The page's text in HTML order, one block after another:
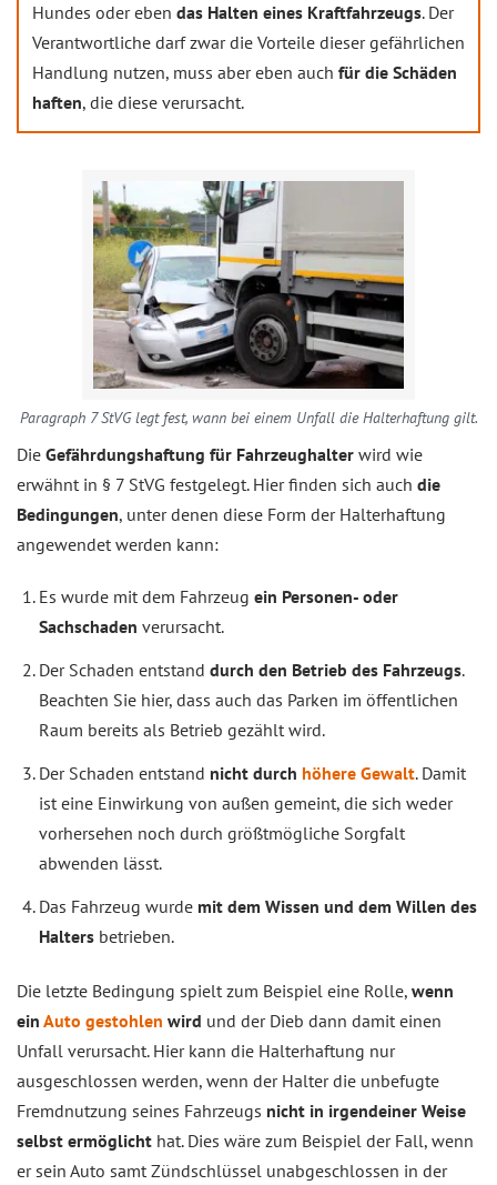
Hundes oder eben das Halten eines Kraftfahrzeugs. Der
Verantwortliche darf zwar die Vorteile dieser gefährlichen
Handlung nutzen, muss aber eben auch für die Schäden
haften, die diese verursacht.
Paragraph 7 StVG legt fest, wann bei einem Unfall die Halterhaftung gilt.
Die Gefährdungshaftung für Fahrzeughalter wird wie
erwähnt in § 7 StVG festgelegt. Hier finden sich auch die
Bedingungen, unter denen diese Form der Halterhaftung
angewendet werden kann:
Es wurde mit dem Fahrzeug ein Personen- oder
Sachschaden verursacht.
Der Schaden entstand durch den Betrieb des Fahrzeugs.
Beachten Sie hier, dass auch das Parken im öffentlichen
Raum bereits als Betrieb gezählt wird.
Der Schaden entstand nicht durch höhere Gewalt. Damit
ist eine Einwirkung von außen gemeint, die sich weder
vorhersehen noch durch größtmögliche Sorgfalt
abwenden lässt.
Das Fahrzeug wurde mit dem Wissen und dem Willen des
Halters betrieben.
Die letzte Bedingung spielt zum Beispiel eine Rolle, wenn
ein Auto gestohlen wird und der Dieb dann damit einen
Unfall verursacht. Hier kann die Halterhaftung nur
ausgeschlossen werden, wenn der Halter die unbefugte
Fremdnutzung seines Fahrzeugs nicht in irgendeiner Weise
selbst ermöglicht hat. Dies wäre zum Beispiel der Fall, wenn
er sein Auto samt Zündschlüssel unabgeschlossen in der